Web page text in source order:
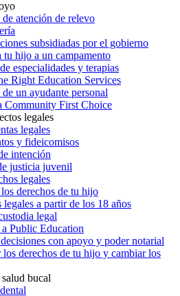
atención de relevo
subsidiadas por el gobierno
tu hijo a un campamento
especialidades y terapias
Right Education Services
un ayudante personal
Community First Choice
legales
legales
y fideicomisos
intención
justicia juvenil
legales
derechos de tu hijo
legales a partir de los 18 años
legal
Public Education
con apoyo y poder notarial
los derechos de tu hijo y cambiar los
bucal